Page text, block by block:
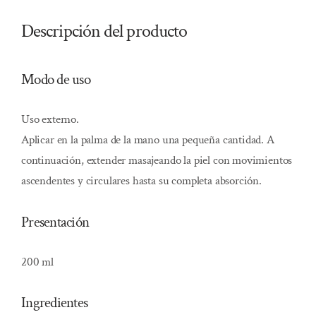
Descripción del producto
Modo de uso
Uso externo.
Aplicar en la palma de la mano una pequeña cantidad. A
continuación, extender masajeando la piel con movimientos
ascendentes y circulares hasta su completa absorción.
Presentación
200 ml
Ingredientes